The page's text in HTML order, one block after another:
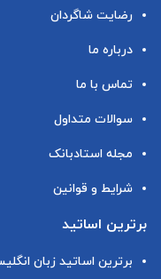
رضایت شاگردان
درباره ما
تماس با ما
سوالات متداول
مجله استادبانک
شرایط و قوانین
برترین اساتید
برترین اساتید زبان